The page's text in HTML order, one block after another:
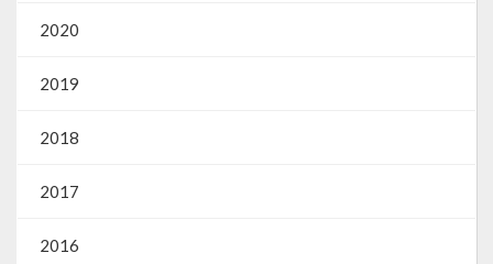
SIC2020
2019
2018
2017
2016